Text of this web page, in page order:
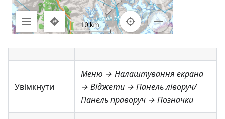
Увімкнути
Меню → Налаштування екрана
→ Віджети → Панель ліворуч/
Панель праворуч → Позначки